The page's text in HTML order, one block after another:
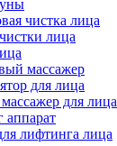
чистка лица
лица
массажер
для лица
для лица
аппарат
лифтинга лица